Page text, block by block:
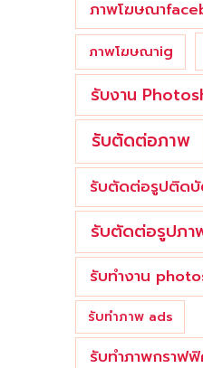
ภาพโฆษณา
ภาพโฆษณาig
รับงาน
รับตัดต่อภาพ
รับตัดต่อรูปติดบั
รับตัดต่อรูปภา
รับทำงาน
รับทำภาพ ads
รับทำภาพกราฟ